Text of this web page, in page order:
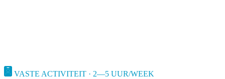
VASTE ACTIVITEIT · 2—5 UUR/WEEK